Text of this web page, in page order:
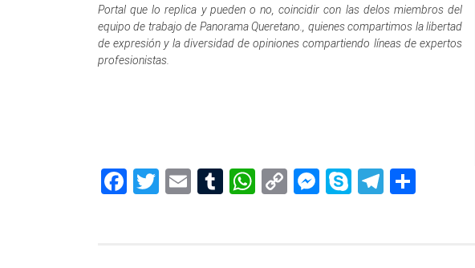
Portal que lo replica y pueden o no, coincidir con las delos miembros del
equipo de trabajo de Panorama Queretano., quienes compartimos la libertad
de expresión y la diversidad de opiniones compartiendo líneas de expertos
profesionistas.
Facebook
Twitter
EmailTumblr
WhatsApp
CopyMessenger
SkypeTelegram